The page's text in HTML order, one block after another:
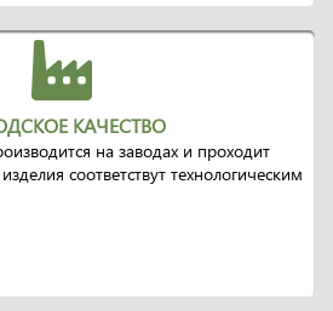
КАЧЕСТВО
на заводах и проходит
соответствут технологическим